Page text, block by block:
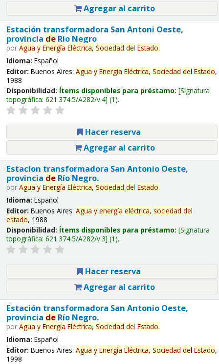
Agregar al carrito
Estación transformadora San Antoni Oeste,
provincia deRío Negro
por Agua y Energía Eléctrica, Sociedad del Estado.
Idioma: Español
Editor: Buenos Aires: Agua y Energía Eléctrica, Sociedad del Estado,
1988
Disponibilidad: Ítems disponibles para préstamo: Signatura
topográfica: 621.374.5/A282/v.4 (1).
Hacer reserva
Agregar al carrito
Estacion transformadora San Antonio Oeste,
provincia deRío Negro.
por Agua y Energía Eléctrica, Sociedad del Estado.
Idioma: Español
Editor: Buenos Aires: Agua y energía eléctrica, sociedad del
estado, 1988
Disponibilidad: Ítems disponibles para préstamo: Signatura
topográfica: 621.374.5/A282/v.3 (1).
Hacer reserva
Agregar al carrito
Estación transformadora San Antonio Oeste,
provincia deRío Negro.
por Agua y Energía Eléctrica, Sociedad del Estado.
Idioma: Español
Editor: Buenos Aires: Agua y Energía Eléctrica, Sociedad del Estado,
1998